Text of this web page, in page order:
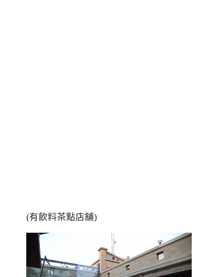
(有飲料茶點店舖)